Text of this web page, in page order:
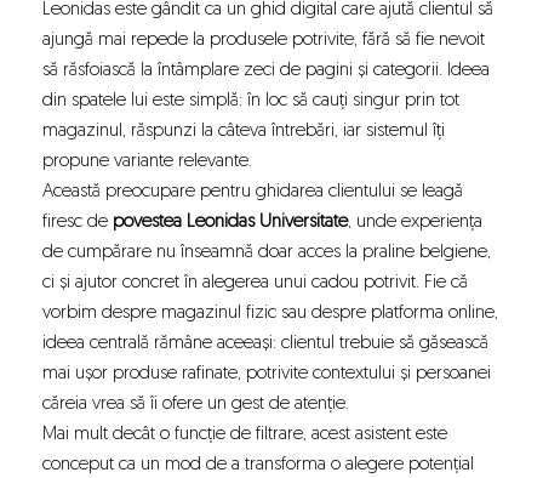
Leonidas este gândit ca un ghid digital care ajută clientul să
ajungă mai repede la produsele potrivite, fără să fie nevoit
să răsfoiască la întâmplare zeci de pagini și categorii. Ideea
din spatele lui este simplă: în loc să cauți singur prin tot
magazinul, răspunzi la câteva întrebări, iar sistemul îți
propune variante relevante.
Această preocupare pentru ghidarea clientului se leagă
firesc de povestea Leonidas Universitate, unde experiența
de cumpărare nu înseamnă doar acces la praline belgiene,
ci și ajutor concret în alegerea unui cadou potrivit. Fie că
vorbim despre magazinul fizic sau despre platforma online,
ideea centrală rămâne aceeași: clientul trebuie să găsească
mai ușor produse rafinate, potrivite contextului și persoanei
căreia vrea să îi ofere un gest de atenție.
Mai mult decât o funcție de filtrare, acest asistent este
conceput ca un mod de a transforma o alegere potențial